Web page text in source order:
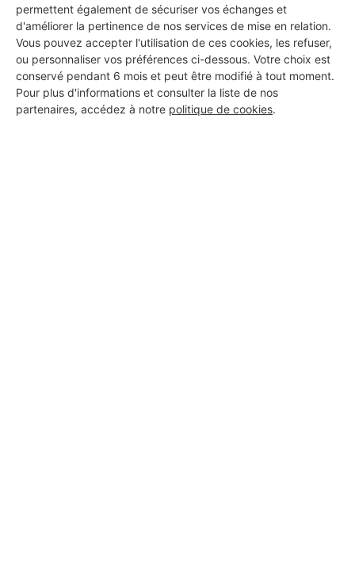
permettent également de sécuriser vos échanges et
d'améliorer la pertinence de nos services de mise en relation.
Vous pouvez accepter l'utilisation de ces cookies, les refuser,
ou personnaliser vos préférences ci-dessous. Votre choix est
conservé pendant 6 mois et peut être modifié à tout moment.
Pour plus d'informations et consulter la liste de nos
partenaires, accédez à notre politique de cookies.